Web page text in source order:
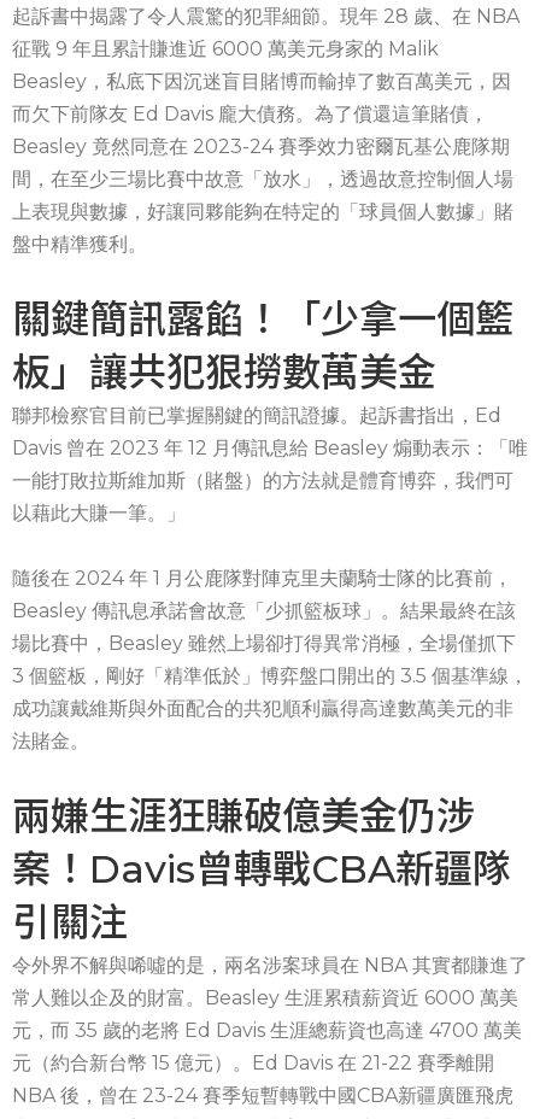
起訴書中揭露了令人震驚的犯罪細節。現年 28 歲、在 NBA
征戰 9 年且累計賺進近 6000 萬美元身家的 Malik
Beasley，私底下因沉迷盲目賭博而輸掉了數百萬美元，因
而欠下前隊友 Ed Davis 龐大債務。為了償還這筆賭債，
Beasley 竟然同意在 2023-24 賽季效力密爾瓦基公鹿隊期
間，在至少三場比賽中故意「放水」，透過故意控制個人場
上表現與數據，好讓同夥能夠在特定的「球員個人數據」賭
盤中精準獲利。
關鍵簡訊露餡！「少拿一個籃
板」讓共犯狠撈數萬美金
聯邦檢察官目前已掌握關鍵的簡訊證據。起訴書指出，Ed
Davis 曾在 2023 年 12 月傳訊息給 Beasley 煽動表示：「唯
一能打敗拉斯維加斯（賭盤）的方法就是體育博弈，我們可
以藉此大賺一筆。」
隨後在 2024 年 1 月公鹿隊對陣克里夫蘭騎士隊的比賽前，
Beasley 傳訊息承諾會故意「少抓籃板球」。結果最終在該
場比賽中，Beasley 雖然上場卻打得異常消極，全場僅抓下
3 個籃板，剛好「精準低於」博弈盤口開出的 3.5 個基準線，
成功讓戴維斯與外面配合的共犯順利贏得高達數萬美元的非
法賭金。
兩嫌生涯狂賺破億美金仍涉
案！Davis曾轉戰CBA新疆隊
引關注
令外界不解與唏噓的是，兩名涉案球員在 NBA 其實都賺進了
常人難以企及的財富。Beasley 生涯累積薪資近 6000 萬美
元，而 35 歲的老將 Ed Davis 生涯總薪資也高達 4700 萬美
元（約合新台幣 15 億元）。Ed Davis 在 21-22 賽季離開
NBA 後，曾在 23-24 賽季短暫轉戰中國CBA新疆廣匯飛虎